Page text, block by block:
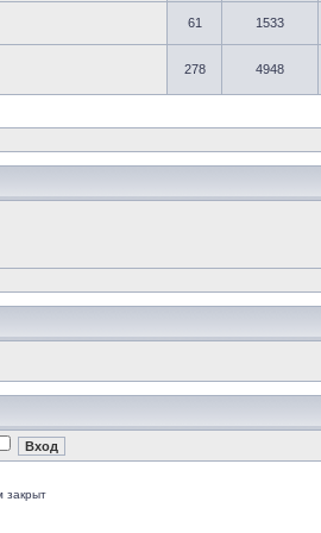
61 1533
278 4948
закрыт